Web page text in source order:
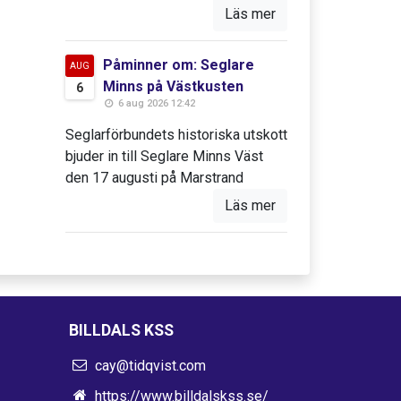
Läs mer
AUG
6
Påminner om: Seglare
Minns på Västkusten
6 aug 2026 12:42
Seglarförbundets historiska utskott
bjuder in till Seglare Minns Väst
den 17 augusti på Marstrand
Läs mer
BILLDALS KSS
cay@tidqvist.com
https://www.billdalskss.se/